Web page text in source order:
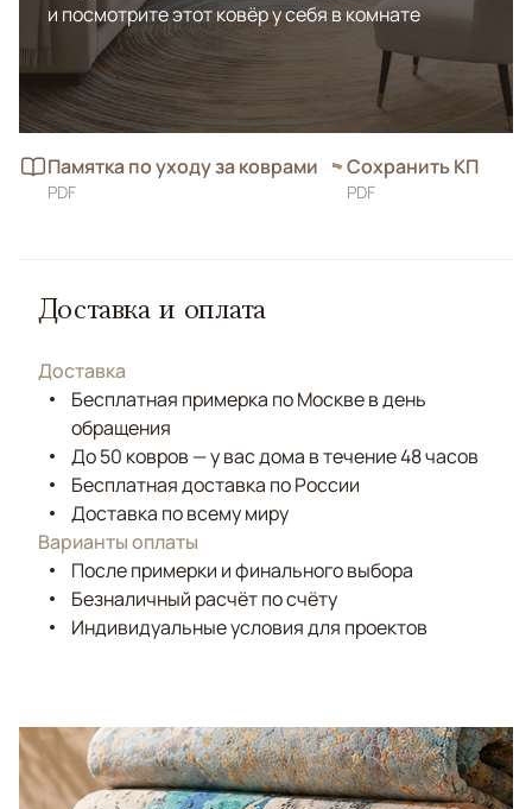
и посмотрите этот ковёр у себя в комнате
Памятка по уходу за коврами
PDF
Сохранить КП
PDF
Доставка и оплата
Доставка
Бесплатная примерка по Москве в день
обращения
До 50 ковров — у вас дома в течение 48 часов
Бесплатная доставка по России
Доставка по всему миру
Варианты оплаты
После примерки и финального выбора
Безналичный расчёт по счёту
Индивидуальные условия для проектов